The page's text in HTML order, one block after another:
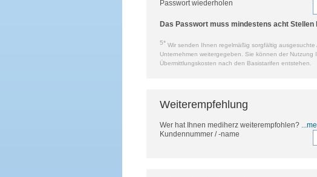
Passwort wiederholen
Das Passwort muss mindestens acht Stellen
5* Wir senden Ihnen regelmäßig sorgfältig
Unternehmen weitergegeben. Sie können der Nutzung
Übermittlungskosten nach den Basistarifen entstehen.
Weiterempfehlung
Wer hat Ihnen mediherz weiterempfohlen?
Kundennummer / -name